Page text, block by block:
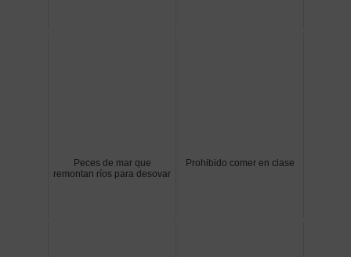
Peces de mar que
remontan ríos para desovar
Prohibido comer en clase